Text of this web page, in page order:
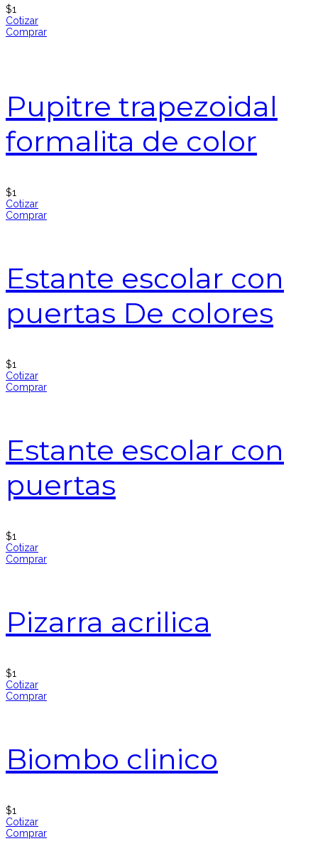
$1
Cotizar
Comprar
Pupitre trapezoidal
formalita de color
$1
Cotizar
Comprar
Estante escolar con
puertas De colores
$1
Cotizar
Comprar
Estante escolar con
puertas
$1
Cotizar
Comprar
Pizarra acrilica
$1
Cotizar
Comprar
Biombo clinico
$1
Cotizar
Comprar